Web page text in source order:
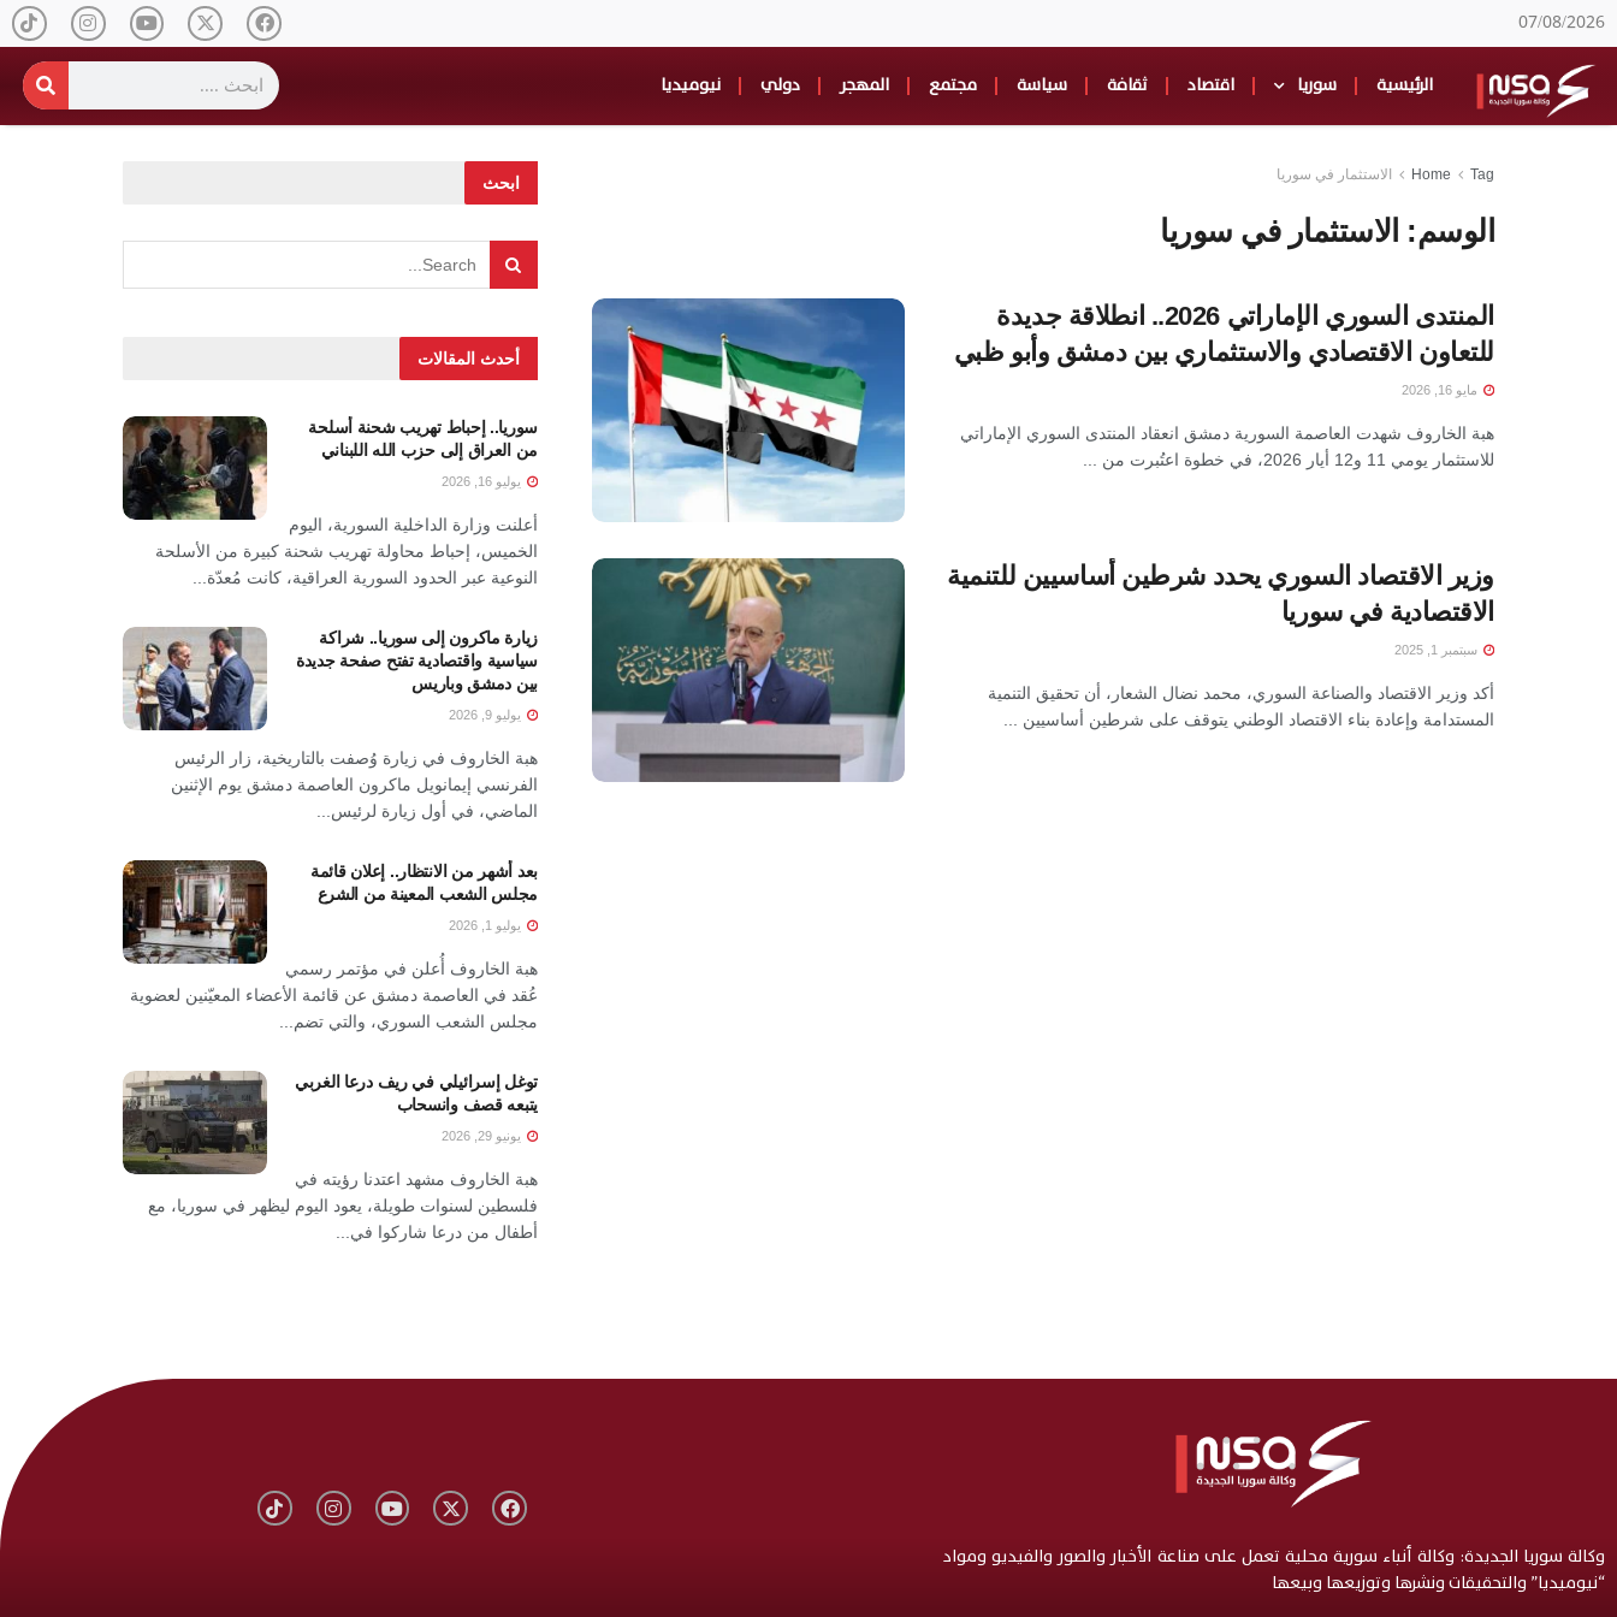
07/08/2026
الرئيسية سوريا اقتصاد ثقافة سياسة مجتمع المهجر دولي نيوميديا
Home Tag الاستثمار في سوريا
الوسم: الاستثمار في سوريا
المنتدى السوري الإماراتي 2026.. انطلاقة جديدة
للتعاون الاقتصادي والاستثماري بين دمشق وأبو ظبي
مايو 16, 2026
هبة الخاروف شهدت العاصمة السورية دمشق انعقاد المنتدى السوري الإماراتي
للاستثمار يومي 11 و12 أيار 2026، في خطوة اعتُبرت من ...
وزير الاقتصاد السوري يحدد شرطين أساسيين للتنمية
الاقتصادية في سوريا
سبتمبر 1, 2025
أكد وزير الاقتصاد والصناعة السوري، محمد نضال الشعار، أن تحقيق التنمية
المستدامة وإعادة بناء الاقتصاد الوطني يتوقف على شرطين أساسيين ...
ابحث
أحدث المقالات
سوريا.. إحباط تهريب شحنة أسلحة
من العراق إلى حزب الله اللبناني
يوليو 16, 2026
أعلنت وزارة الداخلية السورية، اليوم
الخميس، إحباط محاولة تهريب شحنة كبيرة من الأسلحة
النوعية عبر الحدود السورية العراقية، كانت مُعدّة...
زيارة ماكرون إلى سوريا.. شراكة
سياسية واقتصادية تفتح صفحة جديدة
بين دمشق وباريس
يوليو 9, 2026
هبة الخاروف في زيارة وُصفت بالتاريخية، زار الرئيس
الفرنسي إيمانويل ماكرون العاصمة دمشق يوم الإثنين
الماضي، في أول زيارة لرئيس...
بعد أشهر من الانتظار.. إعلان قائمة
مجلس الشعب المعينة من الشرع
يوليو 1, 2026
هبة الخاروف أُعلن في مؤتمر رسمي
عُقد في العاصمة دمشق عن قائمة الأعضاء المعيّنين لعضوية
مجلس الشعب السوري، والتي تضم...
توغل إسرائيلي في ريف درعا الغربي
يتبعه قصف وانسحاب
يونيو 29, 2026
هبة الخاروف مشهد اعتدنا رؤيته في
فلسطين لسنوات طويلة، يعود اليوم ليظهر في سوريا، مع
أطفال من درعا شاركوا في...
وكالة سوريا الجديدة: وكالة أنباء سورية محلية تعمل على صناعة الأخبار والصور والفيديو ومواد
“نيوميديا” والتحقيقات ونشرها وتوزيعها وبيعها